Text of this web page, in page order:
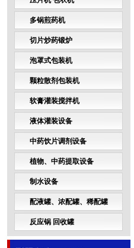
多锅煎药机
切片炒药锻炉
泡罩式包装机
颗粒散剂包装机
软膏灌装搅拌机
液体灌装设备
中药饮片调剂设备
植物、中药提取设备
制水设备
配液罐、浓配罐、稀配罐
反应锅 回收罐